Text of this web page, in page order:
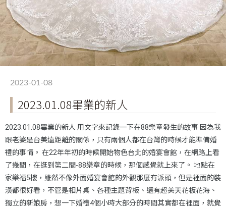
2023-01-08
2023.01.08畢業的新人
2023.01.08畢業的新人 用文字來記錄一下在88樂章發生的故事 因為我
跟老婆是台美遠距離的關係，只有兩個人都在台灣的時候才能準備婚
禮的事情。 在22年年初的時候開始物色台北的婚宴會館，在網路上看
了幾間，在逛到第二間-88樂章的時候，那個感覺就上來了。 地點在
家樂福5樓，雖然不像外面婚宴會館的外觀那麼有派頭，但是裡面的裝
潢都很好看，不管是相片桌、各種主題背板、還有超美天花板花海、
獨立的新娘房，想一下婚禮4個小時大部分的時間其實都在裡面，就覺